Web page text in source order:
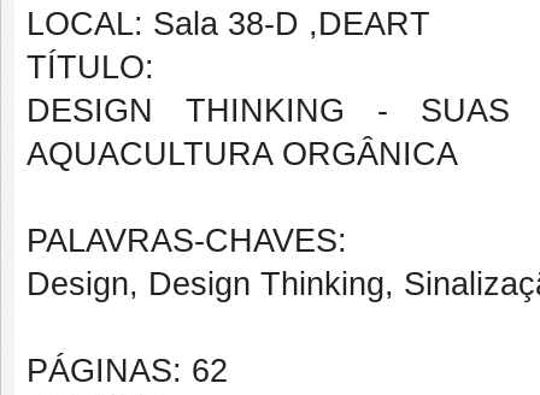
LOCAL: Sala 38-D ,DEART
TÍTULO:
DESIGN THINKING - SUAS
AQUACULTURA ORGÂNICA
PALAVRAS-CHAVES:
Design, Design Thinking,
PÁGINAS: 62